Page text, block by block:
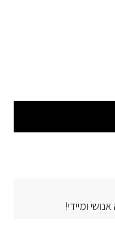
ומיידי!